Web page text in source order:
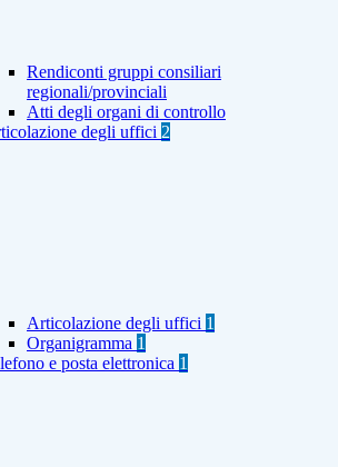
Rendiconti gruppi consiliari
regionali/provinciali
Atti degli organi di controllo
degli uffici 2
Articolazione degli uffici 1
Organigramma 1
e posta elettronica 1